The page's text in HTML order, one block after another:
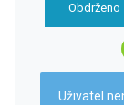
Obdrženo
Uživatel